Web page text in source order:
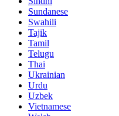
Sundanese
Swahili
Tajik
Tamil
Telugu
Thai
Ukrainian
Urdu
Uzbek
Vietnamese